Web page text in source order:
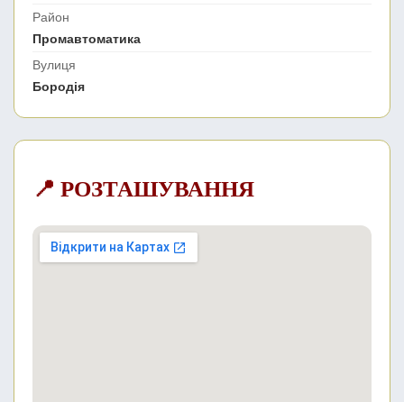
Район
Промавтоматика
Вулиця
Бородія
📍 РОЗТАШУВАННЯ